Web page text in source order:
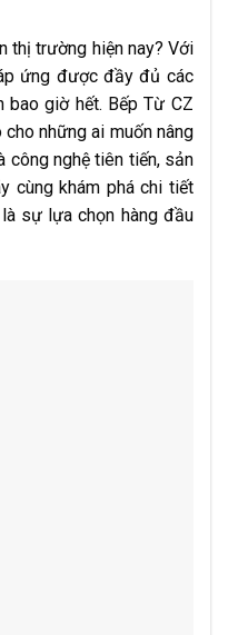
thị trường hiện nay? Với
ứng được đầy đủ các
bao giờ hết. Bếp Từ CZ
những ai muốn nâng
công nghệ tiên tiến, sản
cùng khám phá chi tiết
sự lựa chọn hàng đầu